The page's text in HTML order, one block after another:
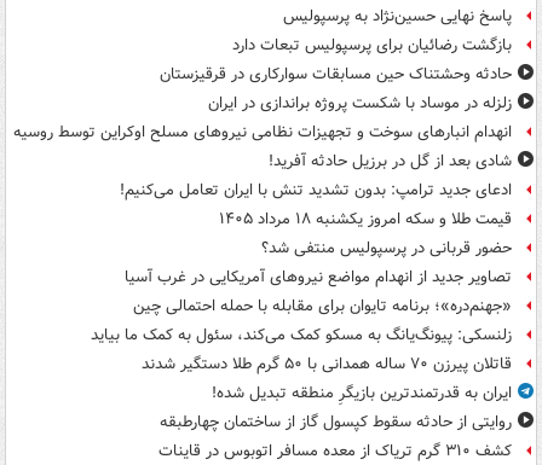
پاسخ نهایی حسین‌نژاد به پرسپولیس
بازگشت رضائیان برای پرسپولیس تبعات دارد
حادثه وحشتناک حین مسابقات سوارکاری در قرقیزستان
زلزله در موساد با شکست پروژه براندازی در ایران
انهدام انبارهای سوخت و تجهیزات نظامی نیروهای مسلح اوکراین توسط روسیه
شادی بعد از گل در برزیل حادثه آفرید!
ادعای جدید ترامپ: بدون تشدید تنش با ایران تعامل می‌کنیم!
قیمت طلا و سکه امروز یکشنبه ۱۸ مرداد ۱۴۰۵
حضور قربانی در پرسپولیس منتفی شد؟
تصاویر جدید از انهدام مواضع نیروهای آمریکایی در غرب آسیا
«جهنم‌دره»؛ برنامه تایوان برای مقابله با حمله احتمالی چین
زلنسکی: پیونگ‌یانگ به مسکو کمک می‌کند، سئول به کمک ما بیاید
قاتلان پیرزن ۷۰ ساله همدانی با ۵۰ گرم طلا دستگیر شدند
ایران به قدرتمندترین بازیگرِ منطقه تبدیل شده!
روایتی از حادثه سقوط کپسول گاز از ساختمان چهارطبقه
کشف ۳۱۰ گرم تریاک از معده مسافر اتوبوس در قاینات